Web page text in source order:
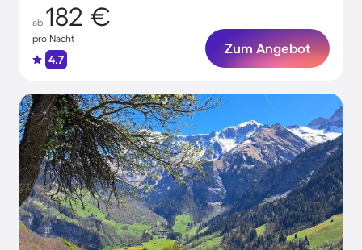
ab 182 €
pro Nacht
4.7
Zum Angebot